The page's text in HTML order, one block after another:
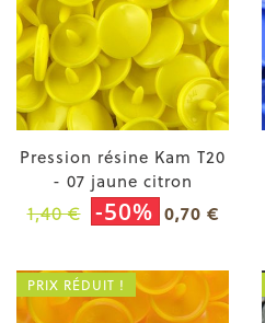
Pression résine Kam T20
- 07 jaune citron
1,40 € -50% 0,70 €
PRIX RÉDUIT !